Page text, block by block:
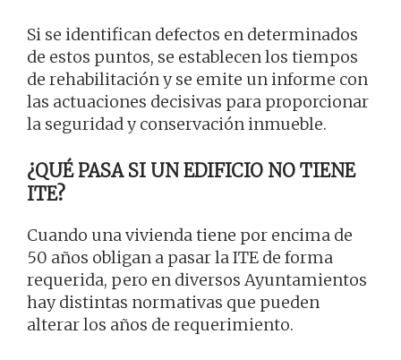
Si se identifican defectos en determinados
de estos puntos, se establecen los tiempos
de rehabilitación y se emite un informe con
las actuaciones decisivas para proporcionar
la seguridad y conservación inmueble.
¿QUÉ PASA SI UN EDIFICIO NO TIENE
ITE?
Cuando una vivienda tiene por encima de
50 años obligan a pasar la ITE de forma
requerida, pero en diversos Ayuntamientos
hay distintas normativas que pueden
alterar los años de requerimiento.